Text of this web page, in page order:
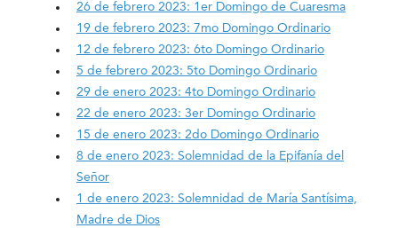
26 de febrero 2023: 1er Domingo de Cuaresma
19 de febrero 2023: 7mo Domingo Ordinario
12 de febrero 2023: 6to Domingo Ordinario
5 de febrero 2023: 5to Domingo Ordinario
29 de enero 2023: 4to Domingo Ordinario
22 de enero 2023: 3er Domingo Ordinario
15 de enero 2023: 2do Domingo Ordinario
8 de enero 2023: Solemnidad de la Epifanía del
Señor
1 de enero 2023: Solemnidad de María Santísima,
Madre de Dios